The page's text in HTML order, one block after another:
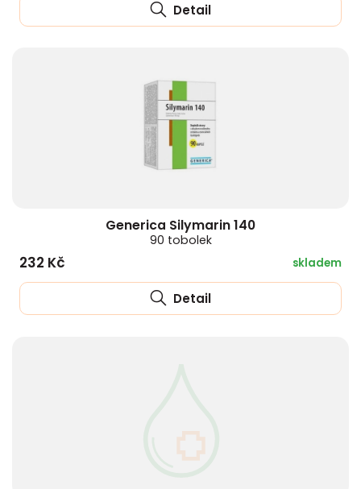
Detail
Generica Silymarin 140
90 tobolek
232 Kč skladem
Detail